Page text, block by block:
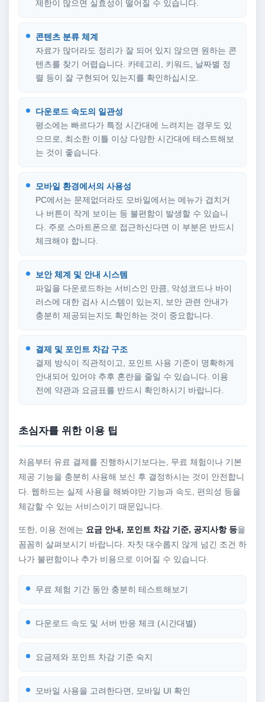
제한이 많으면 실효성이 떨어질 수 있습니다.
콘텐츠 분류 체계
자료가 많더라도 정리가 잘 되어 있지 않으면 원하는 콘
텐츠를 찾기 어렵습니다. 카테고리, 키워드, 날짜별 정
렬 등이 잘 구현되어 있는지를 확인하십시오.
다운로드 속도의 일관성
평소에는 빠르다가 특정 시간대에 느려지는 경우도 있
으므로, 최소한 이틀 이상 다양한 시간대에 테스트해보
는 것이 좋습니다.
모바일 환경에서의 사용성
PC에서는 문제없더라도 모바일에서는 메뉴가 겹치거
나 버튼이 작게 보이는 등 불편함이 발생할 수 있습니
다. 주로 스마트폰으로 접근하신다면 이 부분은 반드시
체크해야 합니다.
보안 체계 및 안내 시스템
파일을 다운로드하는 서비스인 만큼, 악성코드나 바이
러스에 대한 검사 시스템이 있는지, 보안 관련 안내가
충분히 제공되는지도 확인하는 것이 중요합니다.
결제 및 포인트 차감 구조
결제 방식이 직관적이고, 포인트 사용 기준이 명확하게
안내되어 있어야 추후 혼란을 줄일 수 있습니다. 이용
전에 약관과 요금표를 반드시 확인하시기 바랍니다.
초심자를 위한 이용 팁
처음부터 유료 결제를 진행하시기보다는, 무료 체험이나 기본
제공 기능을 충분히 사용해 보신 후 결정하시는 것이 안전합니
다. 웹하드는 실제 사용을 해봐야만 기능과 속도, 편의성 등을
체감할 수 있는 서비스이기 때문입니다.
또한, 이용 전에는 요금 안내, 포인트 차감 기준, 공지사항 등을
꼼꼼히 살펴보시기 바랍니다. 자칫 대수롭지 않게 넘긴 조건 하
나가 불편함이나 추가 비용으로 이어질 수 있습니다.
무료 체험 기간 동안 충분히 테스트해보기
다운로드 속도 및 서버 반응 체크 (시간대별)
요금제와 포인트 차감 기준 숙지
모바일 사용을 고려한다면, 모바일 UI 확인